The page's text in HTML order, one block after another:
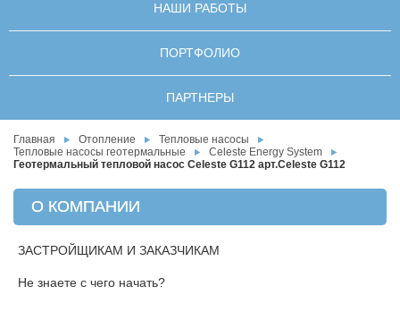
НАШИ РАБОТЫ
ПОРТФОЛИО
ПАРТНЕРЫ
Главная Отопление
Тепловые насосы
Тепловые насосы геотермальные
Celeste Energy System
Геотермальный тепловой насос Celeste G112 арт.Celeste G112
О КОМПАНИИ
ЗАСТРОЙЩИКАМ И ЗАКАЗЧИКАМ
Не знаете с чего начать?